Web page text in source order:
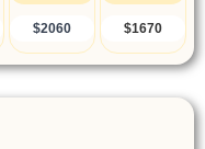
$2060 $1670